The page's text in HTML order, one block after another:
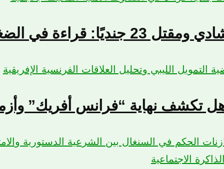
المحيطة بأنجمّينا
تكشف نهاية “فرانس أفريك” وأزمة